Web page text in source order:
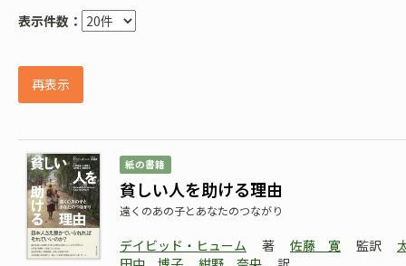
表示件数：
再表示
紙の書籍
貧しい人を助ける理由
遠くのあの子とあなたのつながり
デイビッド・ヒューム 著 佐藤 寛 監訳